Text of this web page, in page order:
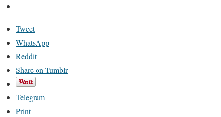
Tweet
WhatsApp
Reddit
Share on Tumblr
Telegram
Print